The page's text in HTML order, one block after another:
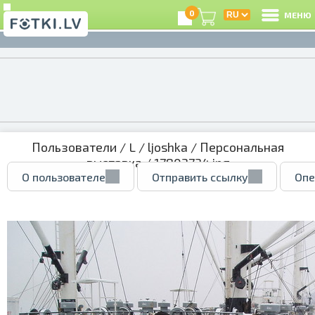
0 МЕНЮ
Пользователи / L/ ljoshka / Персональная
выставка/ 17803734.jpg
О пользователе Отправить ссылку